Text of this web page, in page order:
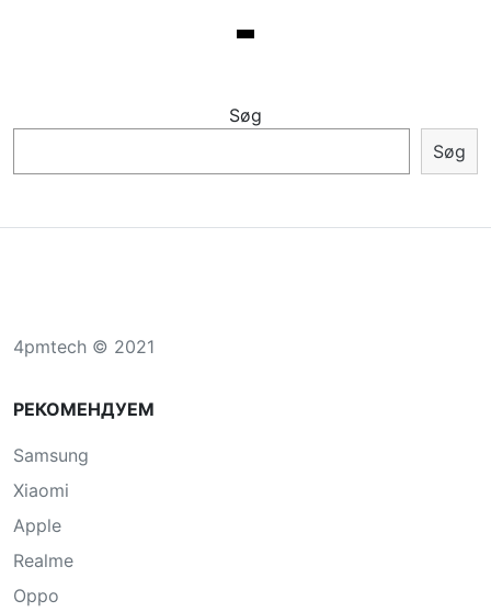
Søg
Søg
4pmtech © 2021
РЕКОМЕНДУЕМ
Samsung
Xiaomi
Apple
Realme
Oppo